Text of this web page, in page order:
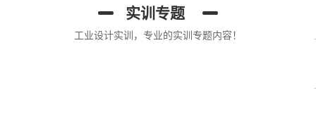
实训专题
工业设计实训，专业的实训专题内容！